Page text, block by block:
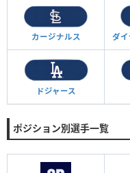
カージナルス ダ
ドジャース
ポジション別選手一覧